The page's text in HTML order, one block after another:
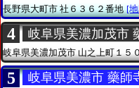
長野県大町市社６３６２番地 [
4 岐阜県美濃加茂市
岐阜県美濃加茂市山之上町１５
5 岐阜県美濃市 藥師